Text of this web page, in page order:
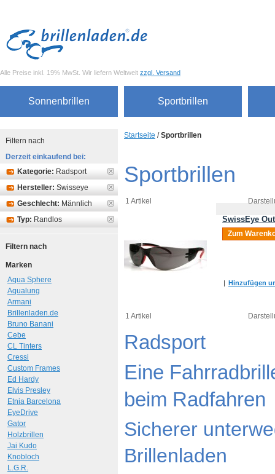
Alle Preise inkl. 19% MwSt. Wir liefern Weltweit zzgl. Versand
Sonnenbrillen Sportbrillen
Startseite /Sportbrillen
Sportbrillen
1 Artikel
SwissEye
Zum
| Hinzufügen
1 Artikel
Radsport
Eine
beim Radfahren
Sicherer
Brillenladen
Filtern nach
Derzeit einkaufend bei:
Kategorie: Radsport
Hersteller: Swisseye
Geschlecht: Männlich
Typ: Randlos
Filtern nach
Marken
Aqua Sphere
Aqualung
Armani
Brillenladen.de
Bruno Banani
Cebe
CL Tinters
Cressi
Custom Frames
Ed Hardy
Elvis Presley
Etnia Barcelona
EyeDrive
Gator
Holzbrillen
Jai Kudo
Knobloch
L.G.R.